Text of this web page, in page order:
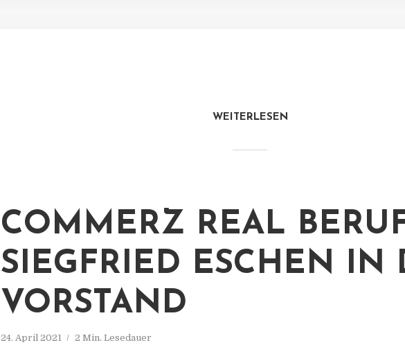
WEITERLESEN
COMMERZ REAL
SIEGFRIED ESCHEN IN
VORSTAND
24. April 2021 2 Min. Lesedauer